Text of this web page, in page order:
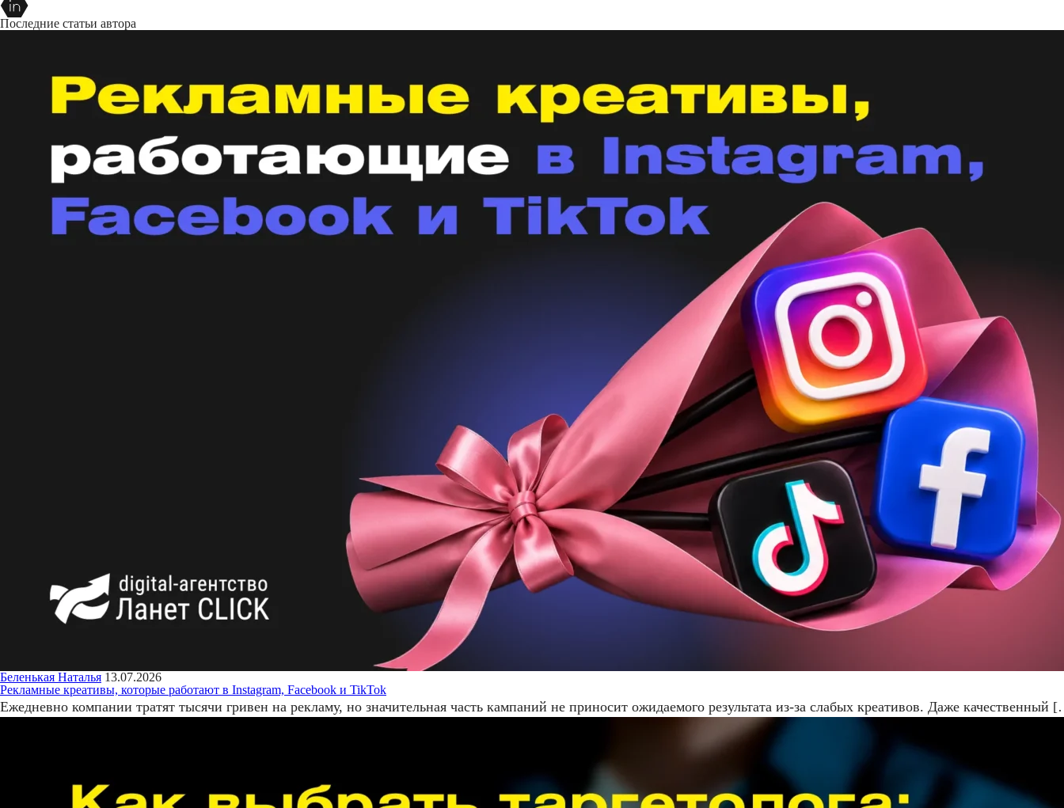
Последние статьи автора
Беленькая Наталья 13.07.2026
Рекламные креативы, которые работают в Instagram, Facebook и TikTok
Ежедневно компании тратят тысячи гривен на рекламу, но значительная часть кампаний не приносит ожидаемого результата из-за слабых креативов. Даже качественный